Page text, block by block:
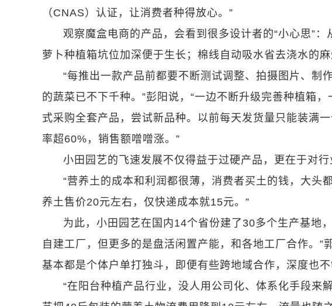
（CNAS）认证，让消费者种得放心。”
观察魔盒电商的产品，会看到很多设计者的“小心思”
萝卜种植箱坑位加深便于生长；棉线自动吸水省去浇水的
“每推出一款产品前都要不断测试调整、拍摄图片、制
的蔬菜已不下千种。”彭阳说，“一边不断升级完善种植箱
式采购全套产品，尝试新品种。以前每天发货量只能装满
率超60%，销售额噌噌涨。”
小田园艺的飞速发展不仅得益于过硬产品，更在于对行
“营养土的成本和利润都很薄，消费者买土的钱，大头
养土售价20元左右，仅快递成本就15元。”
为此，小田园艺在国内14个省份建了30多个生产基地
自建工厂，但更多的是盘活闲置产能，和各地工厂合作。”
基本都是个体户单打独斗，即便有些跨地域合作，深度也不
“在阳台种植产品行业，没人用公司化、体系化手段来